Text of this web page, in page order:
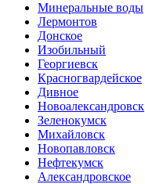
Минеральные воды
Лермонтов
Донское
Изобильный
Георгиевск
Красногвардейское
Дивное
Новоалександровск
Зеленокумск
Михайловск
Новопавловск
Нефтекумск
Александровское